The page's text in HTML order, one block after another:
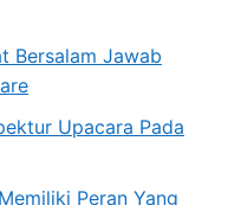
Bersalam Jawab
Upacara Pada
Peran Yang